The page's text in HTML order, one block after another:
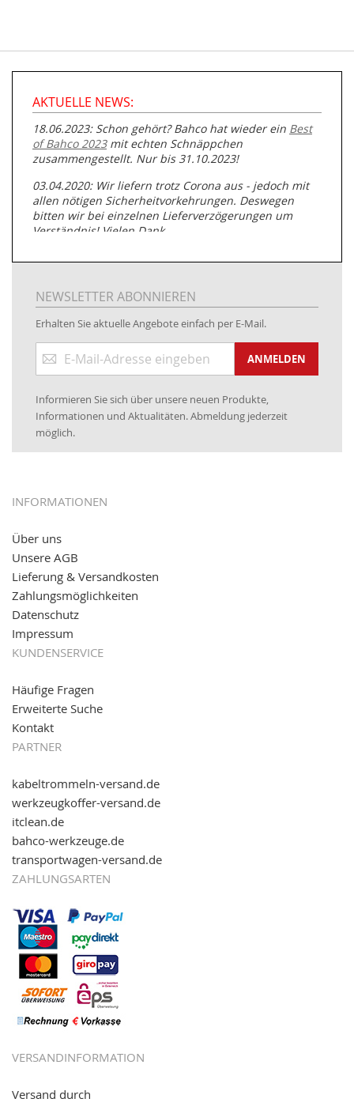
AKTUELLE NEWS:
18.06.2023: Schon gehört? Bahco hat wieder ein Best
of Bahco 2023mit echten Schnäppchen
zusammengestellt. Nur bis 31.10.2023!
03.04.2020: Wir liefern trotz Corona aus - jedoch mit
allen nötigen Sicherheitvorkehrungen. Deswegen
bitten wir bei einzelnen Lieferverzögerungen um
Verständnis! Vielen Dank.
05.07.2019: Neuester Zugang zu unserer
Rohrbearbeitung
01.06.2019: Individuell
bedruckte Kabeltrommeln
www.kabeltrommeln-versand.de/Kabelbedruckung
04.11.2018: Überarbeitung der Corporate Identity (CI)
16.01.2017:JETZT NEU- Visa & MasterCard (inkl.
Maestro)
12.01.2017:JETZT NEU- giropay, SOFORT-Überweisung
05.09.2016: NEUE Topseller bei
11.08.2016: Gerade entsteht unser "neuer"
Partnershop
Online-Shop für einfaches Transportieren. Einfach
reinschauen...
NEWSLETTER ABONNIEREN
Erhalten Sie aktuelle Angebote einfach per E-Mail.
zum
ANMELDEN
Informieren Sie sich über unsere neuen Produkte,
Informationen und Aktualitäten. Abmeldung jederzeit
möglich.
INFORMATIONEN
Über uns
Unsere AGB
Lieferung & Versandkosten
Zahlungsmöglichkeiten
Datenschutz
Impressum
KUNDENSERVICE
Häufige Fragen
Erweiterte Suche
Kontakt
PARTNER
kabeltrommeln-versand.de
werkzeugkoffer-versand.de
itclean.de
bahco-werkzeuge.de
transportwagen-versand.de
ZAHLUNGSARTEN
VERSANDINFORMATION
Versand durch